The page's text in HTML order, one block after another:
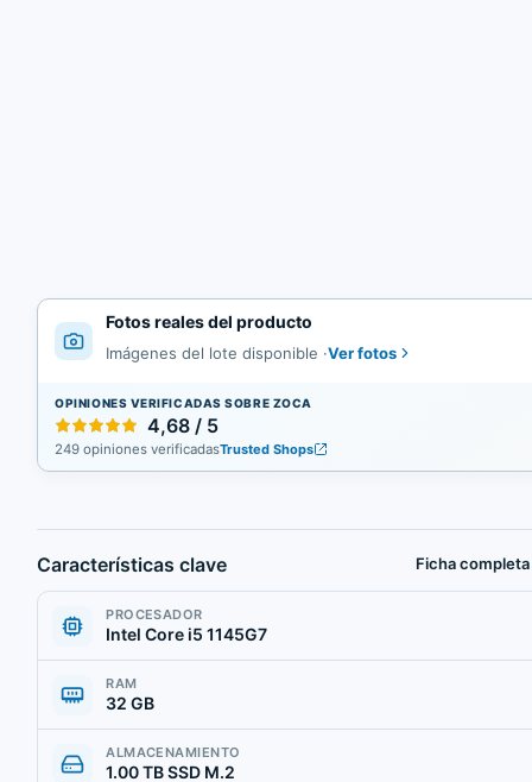
Fotos reales del producto
Imágenes del lote disponible ·Ver fotos
OPINIONES VERIFICADAS SOBRE ZOCA
4,68 / 5
249 opiniones verificadasTrusted Shops
Características clave Ficha completa
PROCESADOR
Intel Core i5 1145G7
RAM
32 GB
ALMACENAMIENTO
1.00 TB SSD M.2